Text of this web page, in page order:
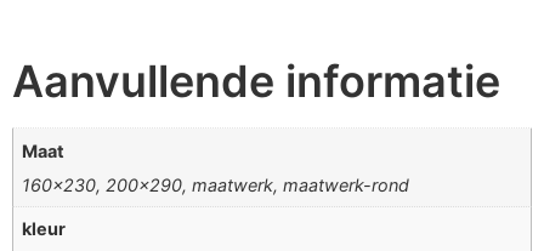
Aanvullende informatie
Maat
160×230, 200×290, maatwerk, maatwerk-rond
kleur